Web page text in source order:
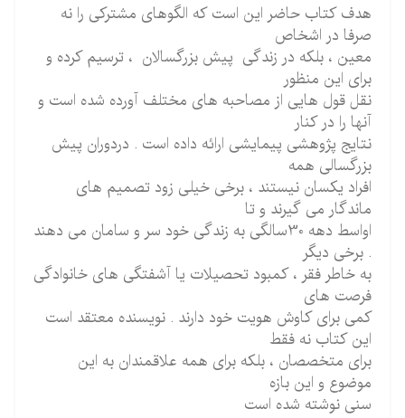
هدف کتاب حاضر این است که الگوهای مشترکی را نه
صرفا در اشخاص
معین ، بلکه در زندگی پیش بزرگسالان ، ترسیم کرده و
برای این منظور
نقل قول هایی از مصاحبه های مختلف آورده شده است و
آنها را در کنار
نتایج پژوهشی پیمایشی ارائه داده است . دردوران پیش
بزرگسالی همه
افراد یکسان نیستند ، برخی خیلی زود تصمیم های
ماندگار می گیرند و تا
اواسط دهه 30سالگی به زندگی خود سر و سامان می دهند
. برخی دیگر
به خاطر فقر ، کمبود تحصیلات یا آشفتگی های خانوادگی
فرصت های
کمی برای کاوش هویت خود دارند . نویسنده معتقد است
این کتاب نه فقط
برای متخصصان ، بلکه برای همه علاقمندان به این
موضوع و این بازه
سنی نوشته شده است